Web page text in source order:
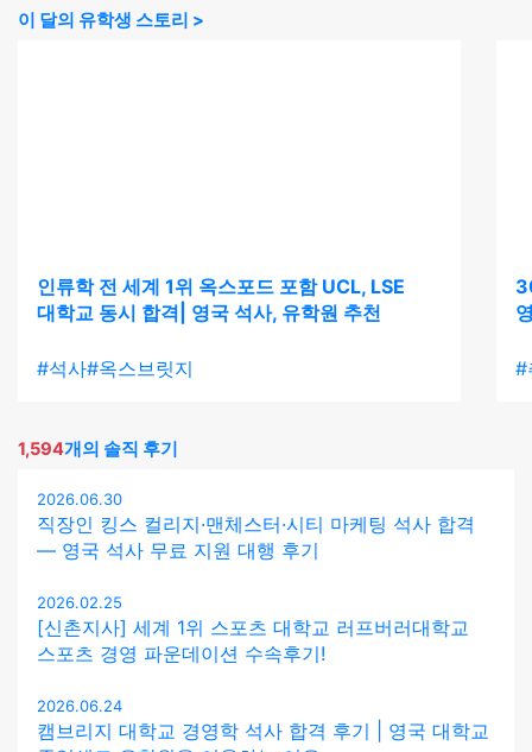
이 달의 유학생 스토리 >
인류학 전 세계 1위 옥스포드 포함 UCL, LSE
대학교 동시 합격| 영국 석사, 유학원 추천
#석사#옥스브릿지 #
1,594개의 솔직 후기
2026.06.30
직장인 킹스 컬리지·맨체스터·시티 마케팅 석사 합격
— 영국 석사 무료 지원 대행 후기
2026.02.25
[신촌지사] 세계 1위 스포츠 대학교 러프버러대학교
스포츠 경영 파운데이션 수속후기!
2026.06.24
캠브리지 대학교 경영학 석사 합격 후기 | 영국 대학교